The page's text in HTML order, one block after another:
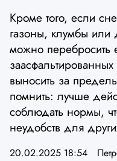
Кроме того, если
газоны, клумбы
можно перебросить
выносить за
помнить: лучше
соблюдать нормы,
неудобств для
20.02.2025 18:54